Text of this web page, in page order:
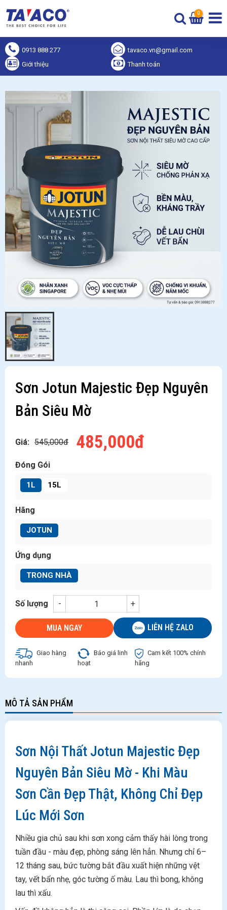
0
0913 888 277
tavaco.vn@gmail.com
Giới thiệu
Thanh toán
Sơn Jotun Majestic Đẹp Nguyên
Bản Siêu Mờ
Giá: 545,000đ 485,000đ
Đóng Gói
1L 15L
Hãng
JOTUN
Ứng dụng
TRONG NHÀ
Số lượng - +
MUA NGAY LIÊN HỆ ZALO
Giao hàng
nhanh
Báo giá linh
hoạt
Cam kết 100% chính
hãng
MÔ TẢ SẢN PHẨM
Sơn Nội Thất Jotun Majestic Đẹp
Nguyên Bản Siêu Mờ - Khi Màu
Sơn Cần Đẹp Thật, Không Chỉ Đẹp
Lúc Mới Sơn
Nhiều gia chủ sau khi sơn xong cảm thấy hài lòng trong
tuần đầu - màu đẹp, phòng sáng lên hẳn. Nhưng chỉ 6–
12 tháng sau, bức tường bắt đầu xuất hiện những vệt
tay, vết bẩn nhẹ, góc tường ố màu. Lau thì bong, không
lau thì xấu.